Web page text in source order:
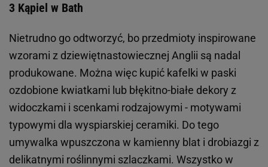
3 Kąpiel w Bath
Nietrudno go odtworzyć, bo przedmioty inspirowane
wzorami z dziewiętnastowiecznej Anglii są nadal
produkowane. Można więc kupić kafelki w paski
ozdobione kwiatkami lub błękitno-białe dekory z
widoczkami i scenkami rodzajowymi - motywami
typowymi dla wyspiarskiej ceramiki. Do tego
umywalka wpuszczona w kamienny blat i drobiazgi z
delikatnymi roślinnymi szlaczkami. Wszystko w